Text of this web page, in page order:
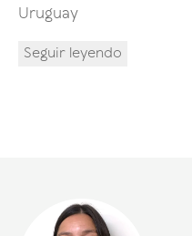
Uruguay
Seguir leyendo